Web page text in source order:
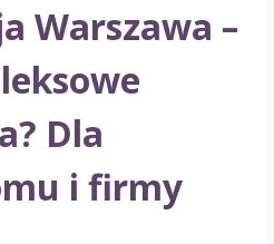
Warszawa –
Dla
i firmy